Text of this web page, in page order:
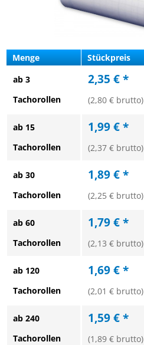
Menge Stückpreis
ab 3
Tachorollen
2,35 € *
(2,80 € brutto)
ab 15
Tachorollen
1,99 € *
(2,37 € brutto)
ab 30
Tachorollen
1,89 € *
(2,25 € brutto)
ab 60
Tachorollen
1,79 € *
(2,13 € brutto)
ab 120
Tachorollen
1,69 € *
(2,01 € brutto)
ab 240
Tachorollen
1,59 € *
(1,89 € brutto)